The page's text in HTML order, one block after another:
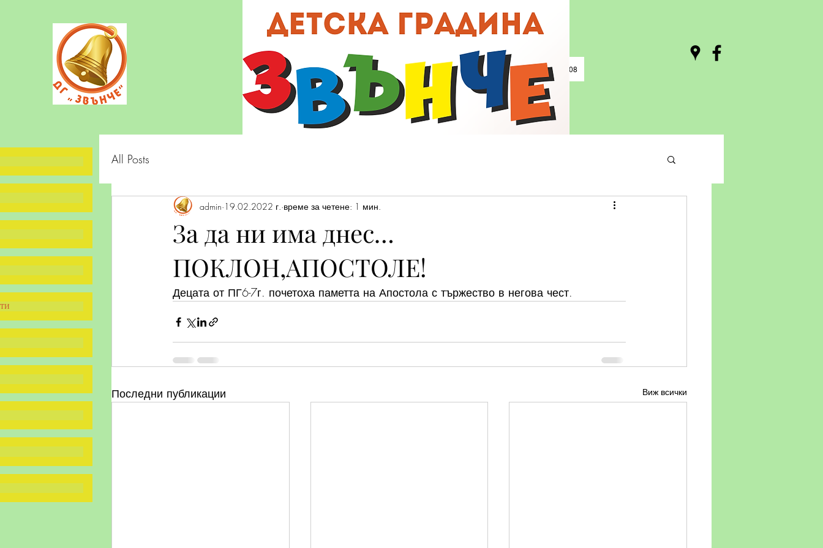
00:00 / 03:08
All Posts
За да ни има днес…
ПОКЛОН,АПОСТОЛЕ!
admin 19.02.2022 г. време за четене: 1 мин.
Децата от ПГ6-7г. почетоха паметта на Апостола с тържество в негова чест.
Последни публикации Виж всички